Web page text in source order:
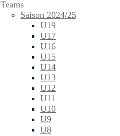
Teams
Saison 2024/25
U19
U17
U16
U15
U14
U13
U12
U11
U10
U9
U8